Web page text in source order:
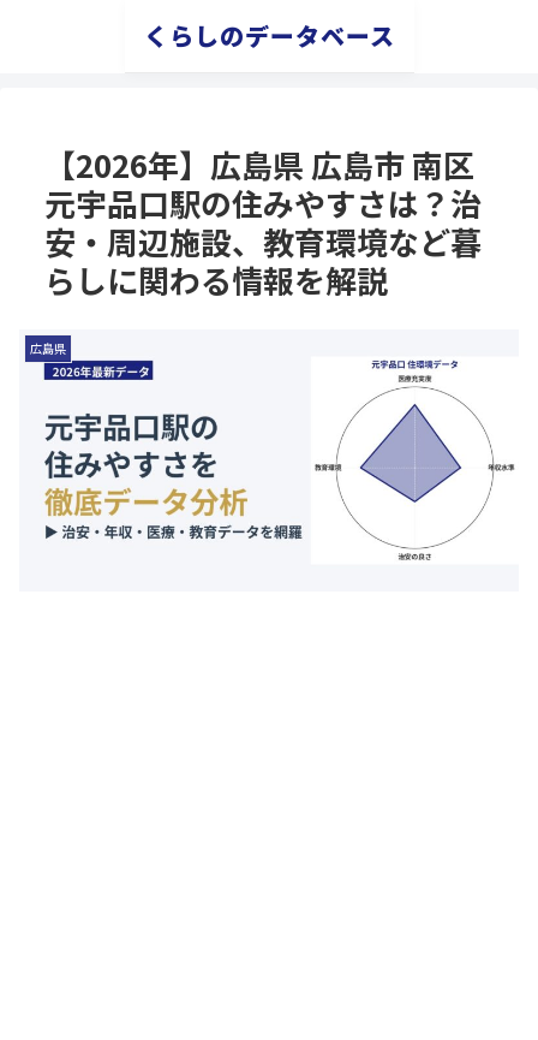
くらしのデータベース
【2026年】広島県 広島市 南区
元宇品口駅の住みやすさは？治
安・周辺施設、教育環境など暮
らしに関わる情報を解説
広島県